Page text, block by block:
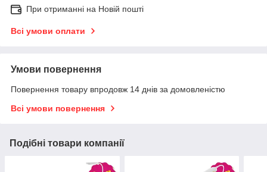
При отриманні на Новій пошті
Всі умови оплати
Умови повернення
Повернення товару впродовж 14 днів за домовленістю
Всі умови повернення
Подібні товари компанії